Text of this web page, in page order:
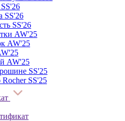
SS'26
SS'26
AW'25
AW'25
AW'25
SS'25
SS'25